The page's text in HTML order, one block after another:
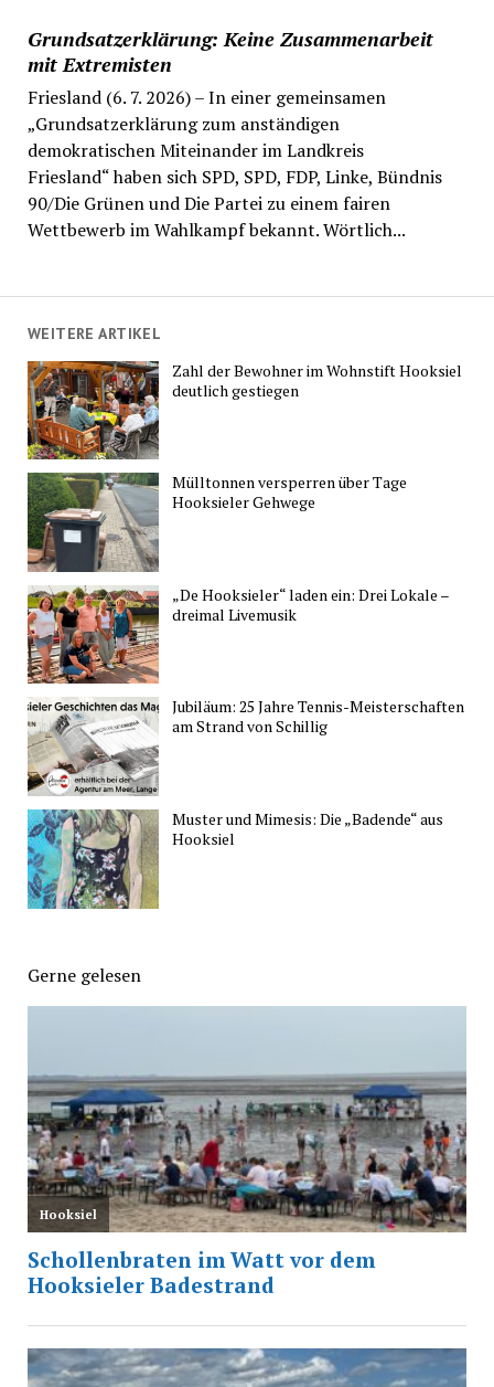
Grundsatzerklärung: Keine Zusammenarbeit
mit Extremisten
Friesland (6. 7. 2026) – In einer gemeinsamen
„Grundsatzerklärung zum anständigen
demokratischen Miteinander im Landkreis
Friesland“ haben sich SPD, SPD, FDP, Linke, Bündnis
90/Die Grünen und Die Partei zu einem fairen
Wettbewerb im Wahlkampf bekannt. Wörtlich...
WEITERE ARTIKEL
Zahl der Bewohner im Wohnstift Hooksiel
deutlich gestiegen
Mülltonnen versperren über Tage
Hooksieler Gehwege
„De Hooksieler“ laden ein: Drei Lokale –
dreimal Livemusik
Jubiläum: 25 Jahre Tennis-Meisterschaften
am Strand von Schillig
Muster und Mimesis: Die „Badende“ aus
Hooksiel
Gerne gelesen